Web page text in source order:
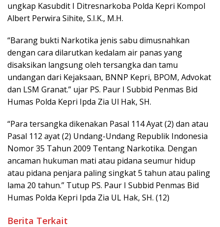
ungkap Kasubdit I Ditresnarkoba Polda Kepri Kompol
Albert Perwira Sihite, S.I.K., M.H.
“Barang bukti Narkotika jenis sabu dimusnahkan
dengan cara dilarutkan kedalam air panas yang
disaksikan langsung oleh tersangka dan tamu
undangan dari Kejaksaan, BNNP Kepri, BPOM, Advokat
dan LSM Granat.” ujar PS. Paur I Subbid Penmas Bid
Humas Polda Kepri Ipda Zia Ul Hak, SH.
“Para tersangka dikenakan Pasal 114 Ayat (2) dan atau
Pasal 112 ayat (2) Undang-Undang Republik Indonesia
Nomor 35 Tahun 2009 Tentang Narkotika. Dengan
ancaman hukuman mati atau pidana seumur hidup
atau pidana penjara paling singkat 5 tahun atau paling
lama 20 tahun.” Tutup PS. Paur I Subbid Penmas Bid
Humas Polda Kepri Ipda Zia UL Hak, SH. (12)
Berita Terkait